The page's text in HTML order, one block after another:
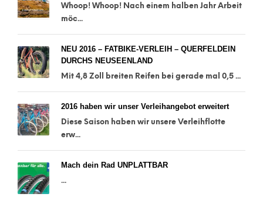
Whoop! Whoop! Nach einem halben Jahr Arbeit
möc...
NEU 2016 – FATBIKE-VERLEIH – QUERFELDEIN
DURCHS NEUSEENLAND
Mit 4,8 Zoll breiten Reifen bei gerade mal 0,5 ...
2016 haben wir unser Verleihangebot erweitert
Diese Saison haben wir unsere Verleihflotte
erw...
Mach dein Rad UNPLATTBAR
...